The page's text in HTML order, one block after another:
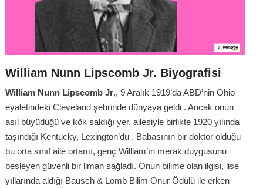
William Nunn Lipscomb Jr. Biyografisi
William Nunn Lipscomb Jr., 9 Aralık 1919’da ABD’nin Ohio
eyaletindeki Cleveland şehrinde dünyaya geldi . Ancak onun
asıl büyüdüğü ve kök saldığı yer, ailesiyle birlikte 1920 yılında
taşındığı Kentucky, Lexington’du . Babasının bir doktor olduğu
bu orta sınıf aile ortamı, genç William’ın merak duygusunu
besleyen güvenli bir liman sağladı. Onun bilime olan ilgisi, lise
yıllarında aldığı Bausch & Lomb Bilim Onur Ödülü ile erken